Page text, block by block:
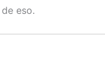
eso.